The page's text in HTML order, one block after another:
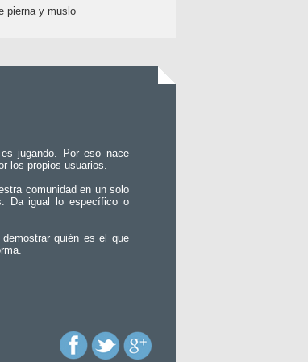
pierna y muslo
jugando. Por eso nace
los propios usuarios.
comunidad en un solo
Da igual lo específico o
quién es el que